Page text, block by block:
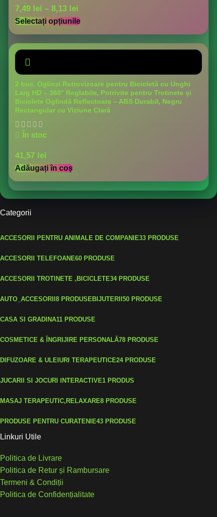
7,49 lei – 8,13 lei
Selectați opțiunile
2 buc. Oglinzi Retrovizoare pentru Bicicletă cu Unghi
Larg HD – 360° Reglabile, Potrivite pentru Trotinete și
Biciclete Oglindă Reflectoare – ABS Durabil, Negru
Rectangular cu Viziune Clară
În stoc
41,57 lei
Adăugați în coș
Categorii
ACCESORII PENTRU ANIMALE DE COMPANIE33 PRODUSE
ACCESORII TELEFOANE60 PRODUSE
ACCESORII TROTINETE ,BICICLETE34 PRODUSE
AUTO_ACCESORII8 PRODUSEBIJUTERII50 PRODUSE
CASA SI GRADINA11 PRODUSE
COSMETICE & ÎNGRIJIRE PERSONALĂ78 PRODUSE
DIFUZOARE & ULEIURI TERAPEUTICE24 PRODUSE
JUCARII SI JOCURI INTERACTIVE1 PRODUS
MASAJ TERAPEUTIC,RELAXARE8 PRODUSE
PRODUSE PENTRU CURATENIE43 PRODUSE
Linkuri Utile
Politica de Livrare
Politica de Retur și Rambursare
Termeni & Condiții
Politica de Confidențialitate